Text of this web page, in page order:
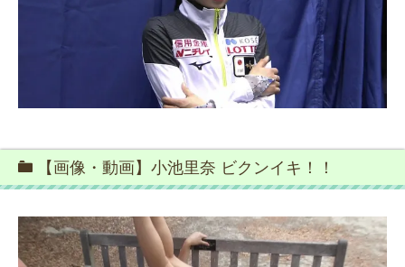
【画像・動画】小池里奈 ビクンイキ！！